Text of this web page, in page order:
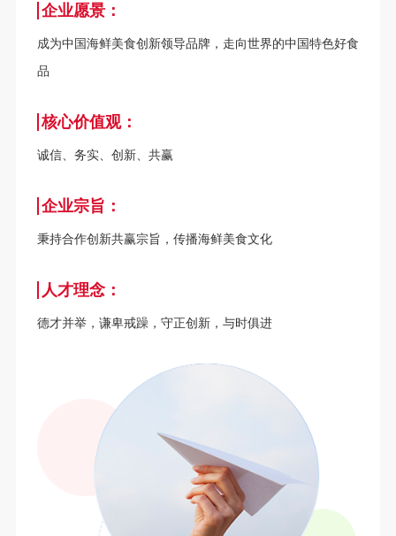
企业愿景：
成为中国海鲜美食创新领导品牌，走向世界的中国特色好食
品
核心价值观：
诚信、务实、创新、共赢
企业宗旨：
秉持合作创新共赢宗旨，传播海鲜美食文化
人才理念：
德才并举，谦卑戒躁，守正创新，与时俱进